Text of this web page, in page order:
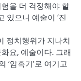
을 더 걱정해야 할
있으니 예술이 ‘진
정치행위가 지나치
요, 예술이다. 그래
‘암흑기’로 여기고